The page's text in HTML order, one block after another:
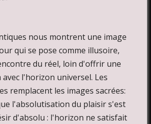
nous montrent une image
qui se pose comme illusoire,
du réel, loin d'offrir une
l'horizon universel. Les
remplacent les images sacrées:
l'absolutisation du plaisir s'est
d'absolu : l'horizon ne satisfait